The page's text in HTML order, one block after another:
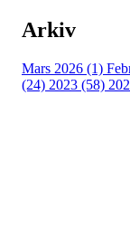
Arkiv
Mars 2026 (1)
(24) 2023 (58)